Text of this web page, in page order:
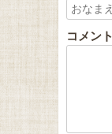
コメント